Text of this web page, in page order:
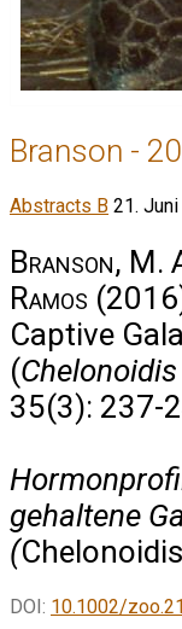
Branson -
Abstracts B 21.
Branson, M.
Ramos
Captive
(
35(3): 237-
gehaltene
(
DOI: 10.1002/